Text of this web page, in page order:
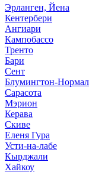
Эрланген, Йена
Кентербери
Ангиари
Кампобассо
Тренто
Бари
Сент
Блумингтон-Нормал
Сарасота
Мэрион
Керава
Скиве
Еленя Гура
Усти-на-лабе
Кырджали
Хайкоу